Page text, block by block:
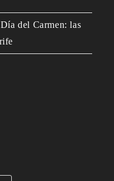
del Carmen: las